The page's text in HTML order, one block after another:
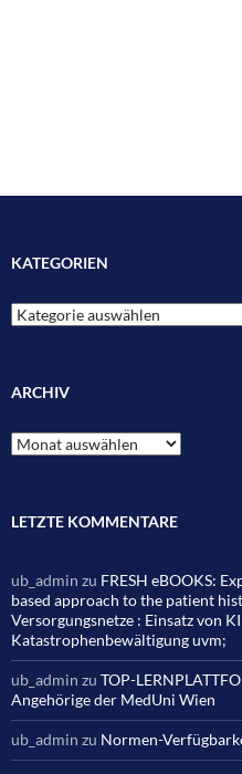
KATEGORIEN
Kategorien
ARCHIV
Archiv
LETZTE KOMMENTARE
ub_admin zu FRESH eBOOKS:
based approach to the patient
Versorgungsnetze : Einsatz von
Katastrophenbewältigung uvm;
ub_admin zu TOP-
Angehörige der MedUni Wien
ub_admin zu Normen-